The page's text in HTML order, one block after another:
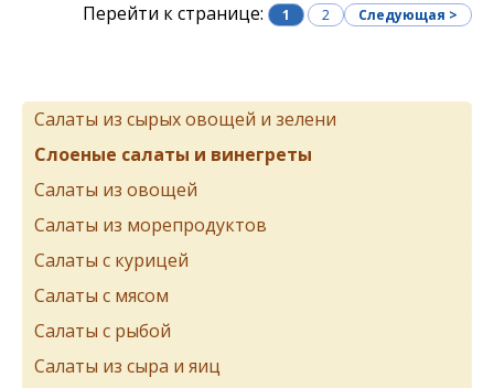
Перейти к странице:
1 2 Следующая >
Салаты из сырых овощей и зелени
Слоеные салаты и винегреты
Салаты из овощей
Салаты из морепродуктов
Салаты с курицей
Салаты с мясом
Салаты с рыбой
Салаты из сыра и яиц